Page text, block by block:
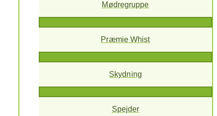
Mødregruppe
Præmie Whist
Skydning
Spejder